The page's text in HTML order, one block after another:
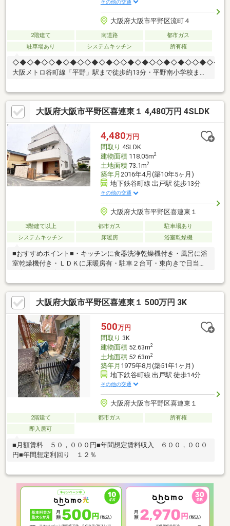
その他の交通
大阪府大阪市平野区流町４
2階建て 南道路
都市ガス
駐車場あり
システムキッチン 所有権
大阪メトロ谷町線「平野」駅まで徒歩約13分・平野南小学校まで
阪喜連3丁目店まで約225ｍmandai(万代) 平野流町店まで約140ｍ
ウエルシア 平野南店まで約310ｍイズミヤ平野ショッピングセン
ターまで約1640ｍ大阪市平野区役所まで約1290ｍ平野公園まで約
1000ｍ◎見学カレンダーから予約できます◎赤い見学ボタンをク
リック♪お電話でのお問い合わせもお待ちして おります！
大阪府大阪市平野区喜連東１ 4,480万円 4SLDK
4,480万円
間取り 4SLDK
建物面積118.05m2
土地面積73.1m2
築年月 2016年4月(築10年5ヶ月)
地下鉄谷町線 出戸駅 徒歩13分
その他の交通
大阪府大阪市平野区喜連東１
3階建て以上 都市ガス
駐車場あり
システムキッチン
床暖房 浴室乾燥機
■おすすめポイント■・キッチンに食器洗浄乾燥機付き・風呂に浴
室乾燥機付き・ＬＤＫに床暖房有・駐車２台可・東向きで日当た
す！・スーパーやコンビニなど周辺施設充実しております♪
大阪府大阪市平野区喜連東１ 500万円 3K
500万円
間取り 3K
建物面積52.63m2
土地面積52.63m2
築年月 1975年8月(築51年1ヶ月)
地下鉄谷町線 出戸駅 徒歩14分
その他の交通
大阪府大阪市平野区喜連東１
2階建て 都市ガス
所有権
即入居可
■月額賃料 ５０，０００円■年間想定賃料収入 ６００，０００
円■年間想定利回り １２％